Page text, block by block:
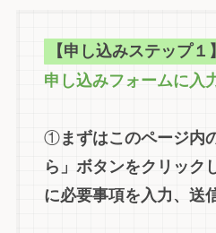
【申し込みステップ１】
申し込みフォームに入
①まずはこのページ内
ら」ボタンをクリック
に必要事項を入力、送